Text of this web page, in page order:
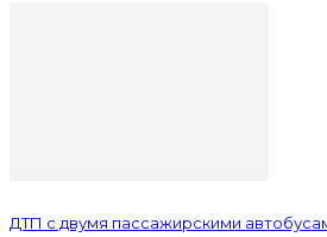
ДТП с двумя пассажирскими